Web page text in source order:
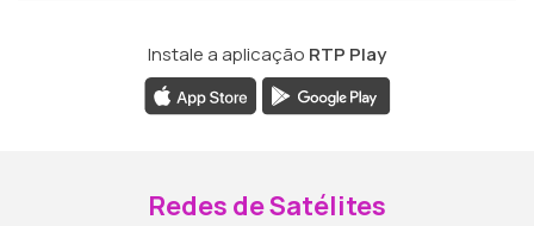
Instale a aplicação RTP Play
Redes de Satélites